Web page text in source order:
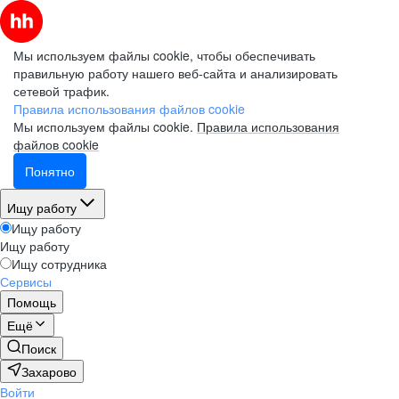
Мы используем файлы cookie, чтобы обеспечивать
правильную работу нашего веб-сайта и анализировать
сетевой трафик.
Правила использования файлов cookie
Мы используем файлы cookie. Правила использования
файлов cookie
Понятно
Ищу работу
Ищу работу
Ищу работу
Ищу сотрудника
Сервисы
Помощь
Ещё
Поиск
Захарово
Войти